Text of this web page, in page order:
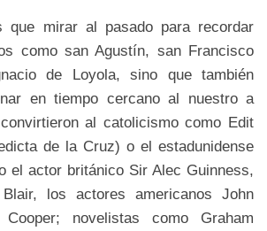
que mirar al pasado para recordar
como san Agustín, san Francisco
de Loyola, sino que también
en tiempo cercano al nuestro a
al catolicismo como Edit
de la Cruz) o el estadunidense
el actor británico Sir Alec Guinness,
los actores americanos John
novelistas como Graham